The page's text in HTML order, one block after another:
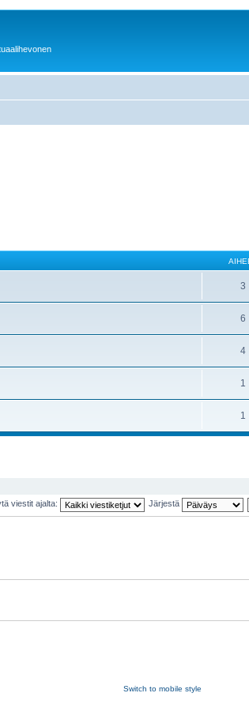
3
6
4
1
1
viestit ajalta: Järjestä
Switch to mobile style